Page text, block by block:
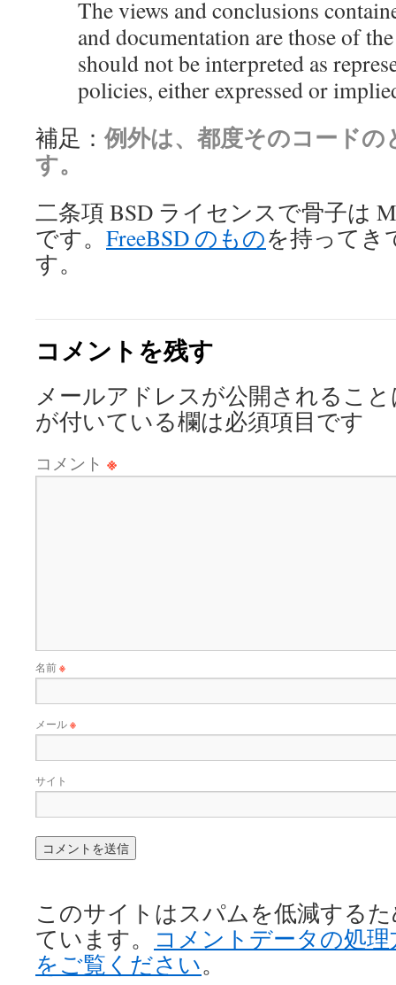
The views and conclusions
and documentation are those of
should not be interpreted as
policies, either expressed or
補足： 例外は、都度そのコード
す。
二条項 BSD ライセンスで骨子は
です。 FreeBSD のものを持ってき
す。
コメントを残す
メールアドレスが公開されるこ
が付いている欄は必須項目です
コメント ※
名前※
メール※
サイト
このサイトはスパムを低減するた
ています。
コメントデータの処
をご覧ください。